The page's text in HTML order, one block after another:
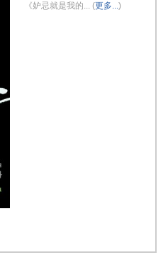
《妒忌就是我的... (更多...)